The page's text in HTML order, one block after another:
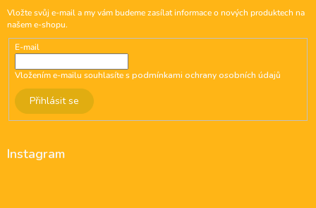
Vložte svůj e-mail a my vám budeme zasílat informace o nových produktech na
našem e-shopu.
E-mail
Vložením e-mailu souhlasíte spodmínkami ochrany osobních údajů
Přihlásit se
Instagram